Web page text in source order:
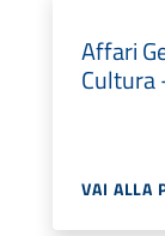
Affari
Cultura
VAI ALLA